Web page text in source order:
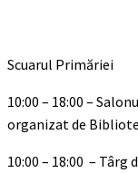
Scuarul Primăriei
10:00 – 18:00 –
organizat de
10:00 – 18:00 –